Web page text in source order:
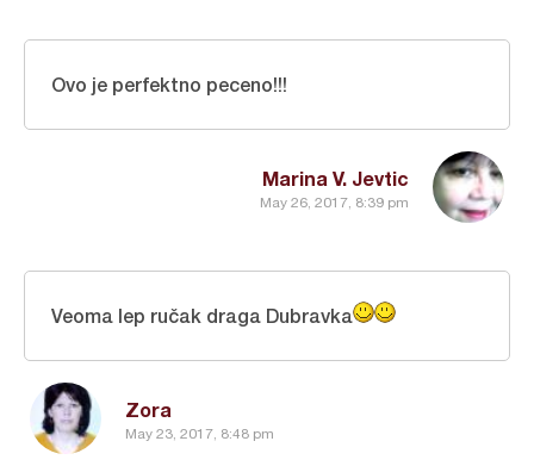
Marina V. Jevtic
May 26, 2017, 8:39 pm
Ovo je perfektno peceno!!!
Zora
May 23, 2017, 8:48 pm
Veoma lep ručak draga Dubravka